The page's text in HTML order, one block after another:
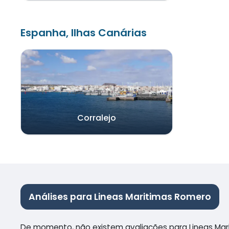
Espanha, Ilhas Canárias
Corralejo
Análises para Lineas Maritimas Romero